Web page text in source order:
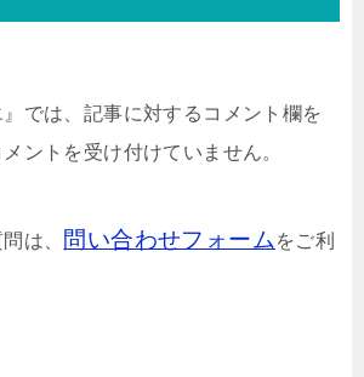
』では、記事に対するコメント欄を
ントを受け付けていません。
は、 問い合わせフォーム をご利